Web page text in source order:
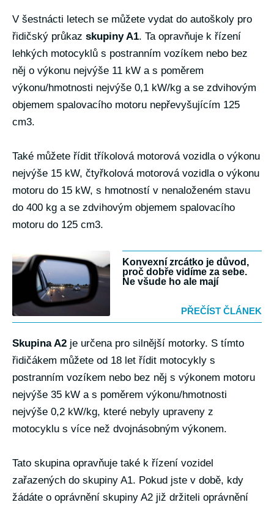
V šestnácti letech se můžete vydat do autoškoly pro
řidičský průkaz skupiny A1. Ta opravňuje k řízení
lehkých motocyklů s postranním vozíkem nebo bez
něj o výkonu nejvýše 11 kW a s poměrem
výkonu/hmotnosti nejvýše 0,1 kW/kg a se zdvihovým
objemem spalovacího motoru nepřevyšujícím 125
cm3.
Také můžete řídit tříkolová motorová vozidla o výkonu
nejvýše 15 kW, čtyřkolová motorová vozidla o výkonu
motoru do 15 kW, s hmotností v nenaloženém stavu
do 400 kg a se zdvihovým objemem spalovacího
motoru do 125 cm3.
Konvexní zrcátko je důvod,
proč dobře vidíme za sebe.
Ne všude ho ale mají
PŘEČÍST ČLÁNEK
Skupina A2 je určena pro silnější motorky. S tímto
řidičákem můžete od 18 let řídit motocykly s
postranním vozíkem nebo bez něj s výkonem motoru
nejvýše 35 kW a s poměrem výkonu/hmotnosti
nejvýše 0,2 kW/kg, které nebyly upraveny z
motocyklu s více než dvojnásobným výkonem.
Tato skupina opravňuje také k řízení vozidel
zařazených do skupiny A1. Pokud jste v době, kdy
žádáte o oprávnění skupiny A2 již držiteli oprávnění